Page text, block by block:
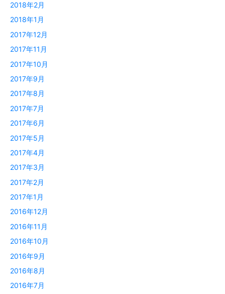
2018年2月
2018年1月
2017年12月
2017年11月
2017年10月
2017年9月
2017年8月
2017年7月
2017年6月
2017年5月
2017年4月
2017年3月
2017年2月
2017年1月
2016年12月
2016年11月
2016年10月
2016年9月
2016年8月
2016年7月